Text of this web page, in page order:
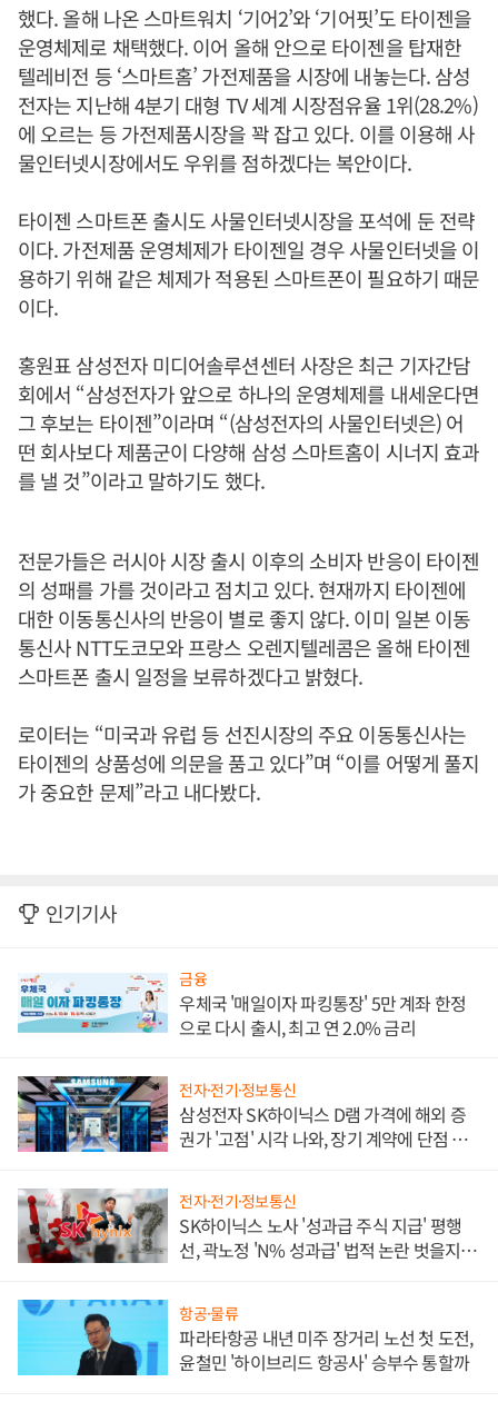
했다. 올해 나온 스마트워치 ‘기어2’와 ‘기어핏’도 타이젠을
운영체제로 채택했다. 이어 올해 안으로 타이젠을 탑재한
텔레비전 등 ‘스마트홈’ 가전제품을 시장에 내놓는다. 삼성
전자는 지난해 4분기 대형 TV 세계 시장점유율 1위(28.2%)
에 오르는 등 가전제품시장을 꽉 잡고 있다. 이를 이용해 사
물인터넷시장에서도 우위를 점하겠다는 복안이다.
타이젠 스마트폰 출시도 사물인터넷시장을 포석에 둔 전략
이다. 가전제품 운영체제가 타이젠일 경우 사물인터넷을 이
용하기 위해 같은 체제가 적용된 스마트폰이 필요하기 때문
이다.
홍원표 삼성전자 미디어솔루션센터 사장은 최근 기자간담
회에서 “삼성전자가 앞으로 하나의 운영체제를 내세운다면
그 후보는 타이젠”이라며 “(삼성전자의 사물인터넷은) 어
떤 회사보다 제품군이 다양해 삼성 스마트홈이 시너지 효과
를 낼 것”이라고 말하기도 했다.
전문가들은 러시아 시장 출시 이후의 소비자 반응이 타이젠
의 성패를 가를 것이라고 점치고 있다. 현재까지 타이젠에
대한 이동통신사의 반응이 별로 좋지 않다. 이미 일본 이동
통신사 NTT도코모와 프랑스 오렌지텔레콤은 올해 타이젠
스마트폰 출시 일정을 보류하겠다고 밝혔다.
로이터는 “미국과 유럽 등 선진시장의 주요 이동통신사는
타이젠의 상품성에 의문을 품고 있다”며 “이를 어떻게 풀지
가 중요한 문제”라고 내다봤다.
인기기사
금융
우체국 '매일이자 파킹통장' 5만 계좌 한정
으로 다시 출시, 최고 연 2.0% 금리
전자·전기·정보통신
삼성전자 SK하이닉스 D램 가격에 해외 증
권가 '고점' 시각 나와, 장기 계약에 단점 부
전자·전기·정보통신
SK하이닉스 노사 '성과급 주식 지급' 평행
선, 곽노정 'N% 성과급' 법적 논란 벗을지 주
항공·물류
파라타항공 내년 미주 장거리 노선 첫 도전,
윤철민 '하이브리드 항공사' 승부수 통할까